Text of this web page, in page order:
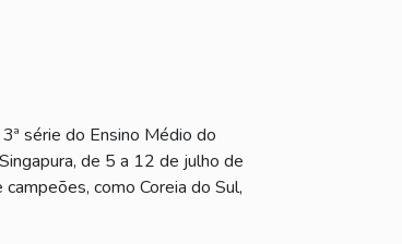
série do Ensino Médio do
de 5 a 12 de julho de
como Coreia do Sul,